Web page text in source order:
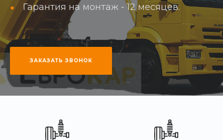
Гарантия на монтаж - 12 месяцев.
ЗАКАЗАТЬ ЗВОНОК